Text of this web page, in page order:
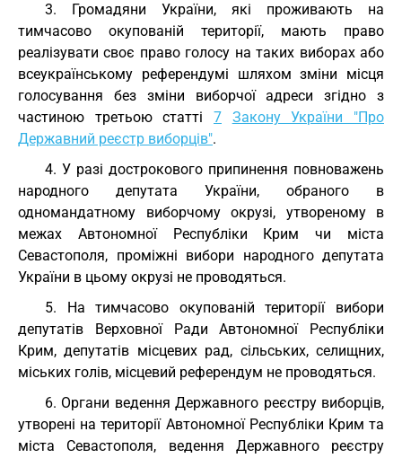
3. Громадяни України, які проживають на
тимчасово окупованій території, мають право
реалізувати своє право голосу на таких виборах або
всеукраїнському референдумі шляхом зміни місця
голосування без зміни виборчої адреси згідно з
частиною третьою статті 7
Закону України "Про
Державний реєстр виборців".
4. У разі дострокового припинення повноважень
народного депутата України, обраного в
одномандатному виборчому окрузі, утвореному в
межах Автономної Республіки Крим чи міста
Севастополя, проміжні вибори народного депутата
України в цьому окрузі не проводяться.
5. На тимчасово окупованій території вибори
депутатів Верховної Ради Автономної Республіки
Крим, депутатів місцевих рад, сільських, селищних,
міських голів, місцевий референдум не проводяться.
6. Органи ведення Державного реєстру виборців,
утворені на території Автономної Республіки Крим та
міста Севастополя, ведення Державного реєстру